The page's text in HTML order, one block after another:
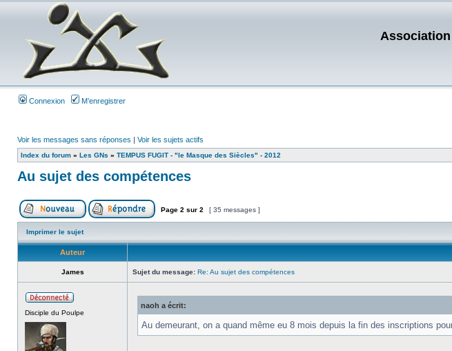
Connexion M’enregistrer
Voir les messages sans réponses | Voir les sujets actifs
Index du forum » Les GNs » TEMPUS FUGIT - "le Masque des Siècles" - 2012
Au sujet des compétences
Page 2 sur 2 [ 35 messages ]
Imprimer le sujet
Auteur
James Sujet du message: Re: Au sujet des compétences
Disciple du Poulpe
naoh a écrit:
Au demeurant, on a quand même eu 8 mois depuis la fin des inscriptions